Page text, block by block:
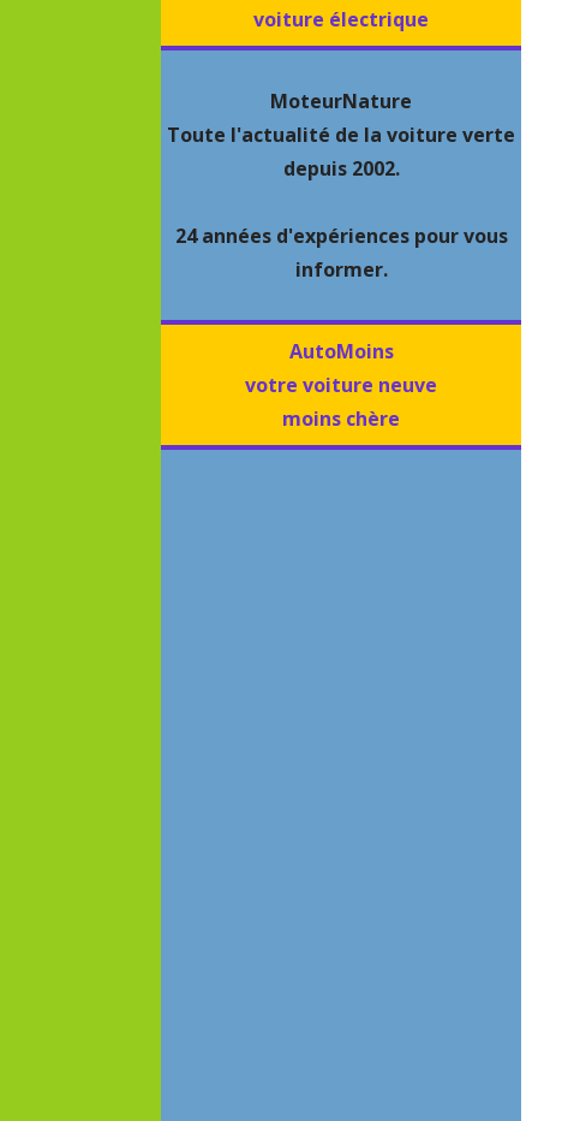
voiture électrique
MoteurNature
Toute l'actualité de la voiture verte
depuis 2002.
24 années d'expériences pour vous
informer.
AutoMoins
votre voiture neuve
moins chère